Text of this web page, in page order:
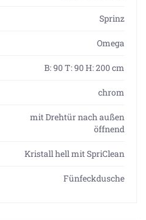
Sprinz
Omega
B: 90 T: 90 H: 200 cm
chrom
mit Drehtür nach außen
öffnend
Kristall hell mit SpriClean
Fünfeckdusche